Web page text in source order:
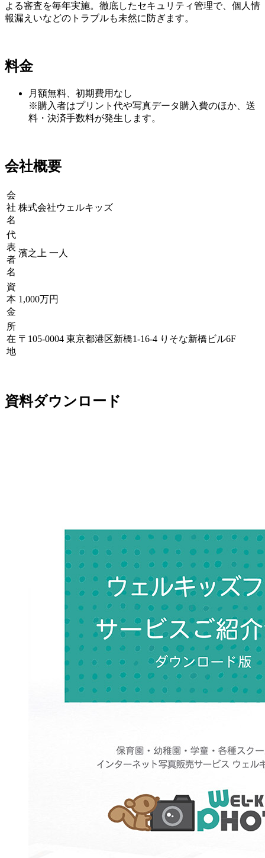
よる審査を毎年実施。徹底したセキュリティ管理で、個人情
報漏えいなどのトラブルも未然に防ぎます。
料金
月額無料、初期費用なし
※購入者はプリント代や写真データ購入費のほか、送
料・決済手数料が発生します。
会社概要
会
社
名
株式会社ウェルキッズ
代
表
者
名
濱之上 一人
資
本
金
1,000万円
所
在
地
〒105-0004 東京都港区新橋1-16-4 りそな新橋ビル6F
資料ダウンロード